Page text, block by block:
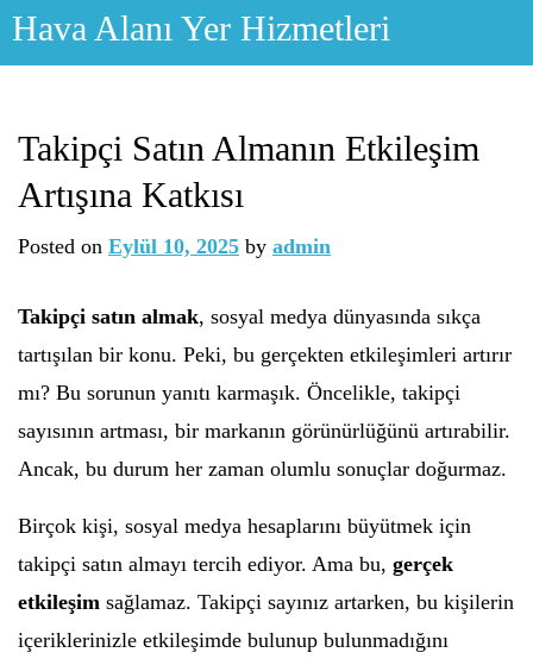
Skip
Hava Alanı Yer Hizmetleri
Takipçi Satın Almanın Etkileşim
Artışına Katkısı
Posted on Eylül 10, 2025 by admin
Takipçi satın almak, sosyal medya dünyasında sıkça
tartışılan bir konu. Peki, bu gerçekten etkileşimleri artırır
mı? Bu sorunun yanıtı karmaşık. Öncelikle, takipçi
sayısının artması, bir markanın görünürlüğünü artırabilir.
Ancak, bu durum her zaman olumlu sonuçlar doğurmaz.
Birçok kişi, sosyal medya hesaplarını büyütmek için
takipçi satın almayı tercih ediyor. Ama bu, gerçek
etkileşim sağlamaz. Takipçi sayınız artarken, bu kişilerin
içeriklerinizle etkileşimde bulunup bulunmadığını